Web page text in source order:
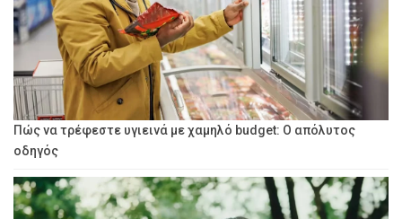
Πώς να τρέφεστε υγιεινά με χαμηλό budget: Ο απόλυτος
οδηγός